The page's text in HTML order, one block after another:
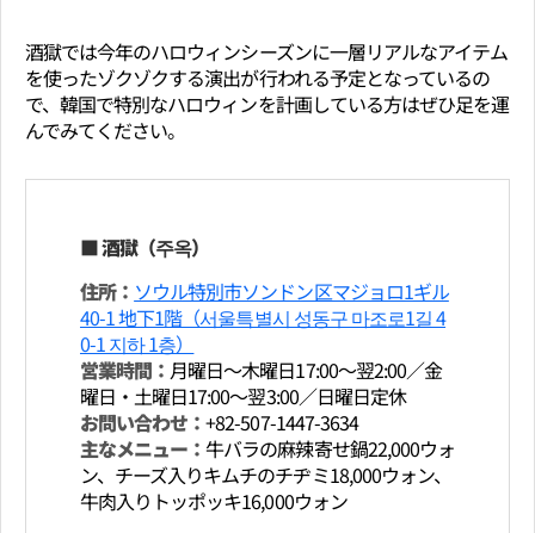
酒獄では今年のハロウィンシーズンに一層リアルなアイテム
を使ったゾクゾクする演出が行われる予定となっているの
で、韓国で特別なハロウィンを計画している方はぜひ足を運
んでみてください。
■ 酒獄（주옥）
住所： ソウル特別市ソンドン区マジョロ1ギル
40-1 地下1階（서울특별시 성동구 마조로1길 4
0-1 지하 1층）
営業時間： 月曜日～木曜日17:00～翌2:00／金
曜日・土曜日17:00～翌3:00／日曜日定休
お問い合わせ：+82-507-1447-3634
主なメニュー：牛バラの麻辣寄せ鍋22,000ウォ
ン、チーズ入りキムチのチヂミ18,000ウォン、
牛肉入りトッポッキ16,000ウォン